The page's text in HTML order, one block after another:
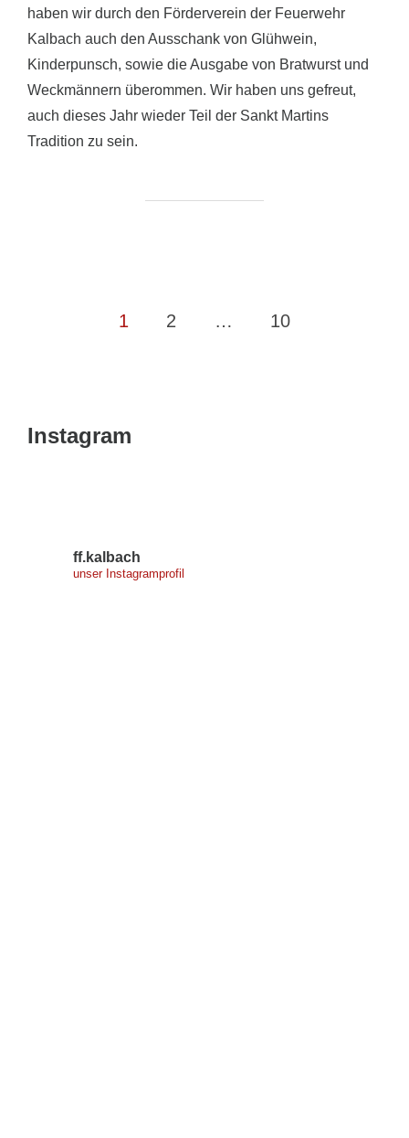
haben wir durch den Förderverein der Feuerwehr
Kalbach auch den Ausschank von Glühwein,
Kinderpunsch, sowie die Ausgabe von Bratwurst und
Weckmännern überommen. Wir haben uns gefreut,
auch dieses Jahr wieder Teil der Sankt Martins
Tradition zu sein.
Seitennummerierung
1 2 10
Instagram
ff.kalbach
unser Instagramprofil